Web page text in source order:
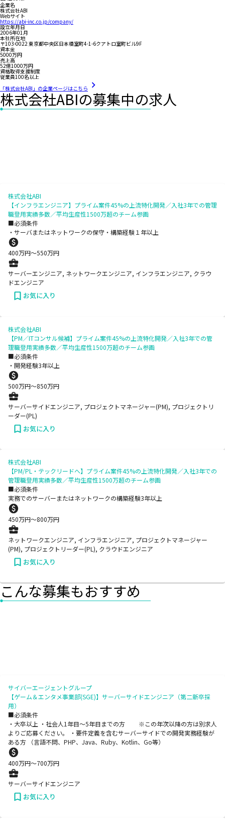
企業名
株式会社ABI
Webサイト
https://abi-inc.co.jp/company/
設立年月日
2006年01月
本社所在地
〒103-0022 東京都中央区日本橋室町4-1-6クアトロ室町ビル9F
資本金
5000万円
売上高
52億1000万円
資格取得支援制度
従業員100名以上
「株式会社ABI」の企業ページはこちら
株式会社ABIの募集中の求人
株式会社ABI
【インフラエンジニア】プライム案件45%の上流特化開発／入社3年での管理
職登用実績多数／平均生産性1500万超のチーム参画
■必須条件
・サーバまたはネットワークの保守・構築経験１年以上
400万円〜550万円
サーバーエンジニア, ネットワークエンジニア, インフラエンジニア, クラウ
ドエンジニア
お気に入り
株式会社ABI
【PM／ITコンサル候補】プライム案件45%の上流特化開発／入社3年での管
理職登用実績多数／平均生産性1500万超のチーム参画
■必須条件
・開発経験3年以上
500万円〜850万円
サーバーサイドエンジニア, プロジェクトマネージャー(PM), プロジェクトリ
ーダー(PL)
お気に入り
株式会社ABI
【PM/PL・テックリードへ】プライム案件45%の上流特化開発／入社3年での
管理職登用実績多数／平均生産性1500万超のチーム参画
■必須条件
実務でのサーバーまたはネットワークの構築経験3年以上
450万円〜800万円
ネットワークエンジニア, インフラエンジニア, プロジェクトマネージャー
(PM), プロジェクトリーダー(PL), クラウドエンジニア
お気に入り
こんな募集もおすすめ
サイバーエージェントグループ
【ゲーム＆エンタメ事業部(SGE)】サーバーサイドエンジニア（第二新卒採
用）
■必須条件
・大卒以上 ・社会人1年目～5年目までの方 ※この年次以降の方は別求人
よりご応募ください。 ・要件定義を含むサーバーサイドでの開発実務経験が
ある方 （言語不問、PHP、Java、Ruby、Kotlin、Go等）
400万円〜700万円
サーバーサイドエンジニア
お気に入り